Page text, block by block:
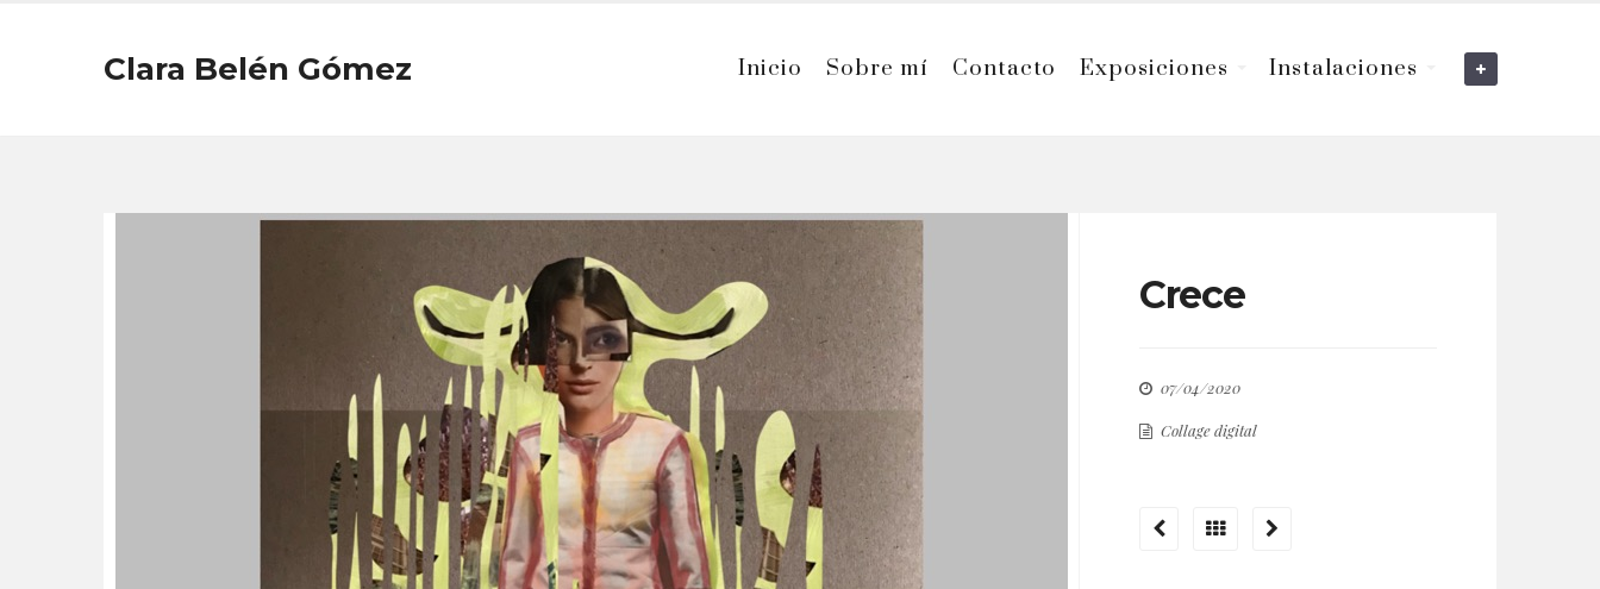
Clara Belén Gómez Inicio Sobre mí Contacto Exposiciones Instalaciones
Crece
07/04/2020
Collage digital